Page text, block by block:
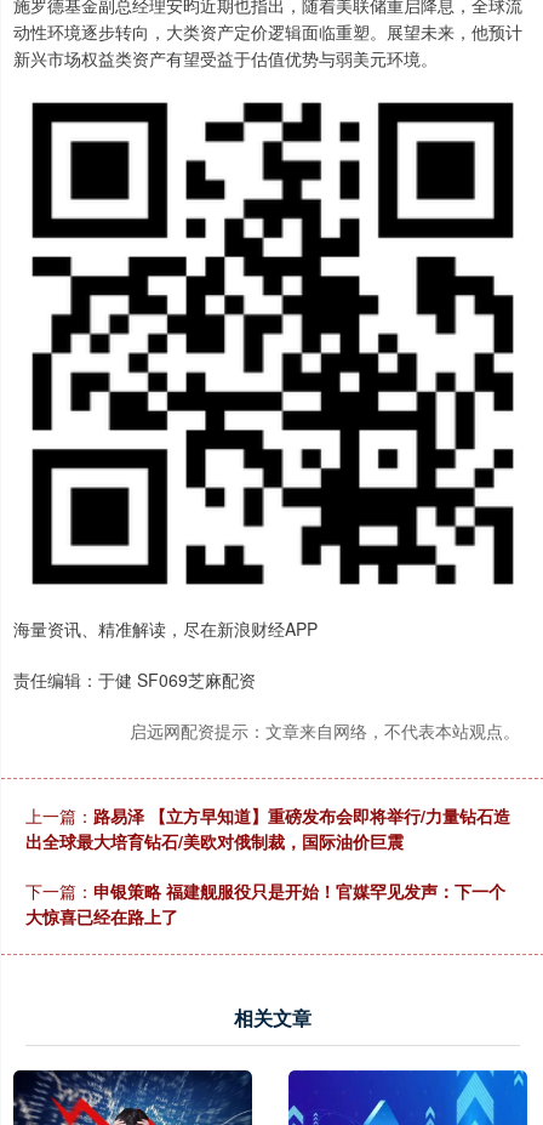
动性环境逐步转向，大类资产定价逻辑面临重塑。展望未来，他预计
新兴市场权益类资产有望受益于估值优势与弱美元环境。
海量资讯、精准解读，尽在新浪财经APP
责任编辑：于健 SF069芝麻配资
启远网配资提示：文章来自网络，不代表本站观点。
上一篇： 路易泽 【立方早知道】重磅发布会即将举行/力量钻石造
出全球最大培育钻石/美欧对俄制裁，国际油价巨震
下一篇： 申银策略 福建舰服役只是开始！官媒罕见发声：下一个
大惊喜已经在路上了
相关文章